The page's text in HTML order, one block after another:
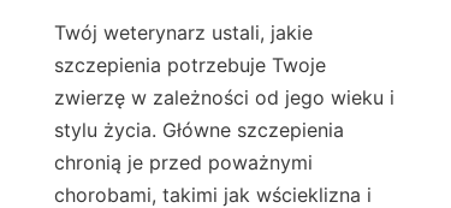
Twój weterynarz ustali, jakie
szczepienia potrzebuje Twoje
zwierzę w zależności od jego wieku i
stylu życia. Główne szczepienia
chronią je przed poważnymi
chorobami, takimi jak wścieklizna i